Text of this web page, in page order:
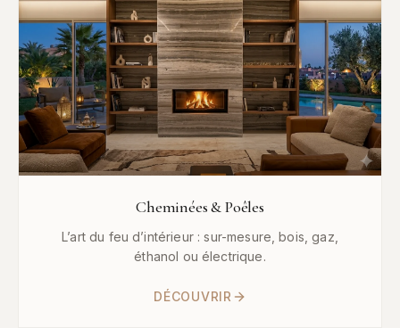
Cheminées & Poêles
L’art du feu d’intérieur : sur-mesure, bois, gaz,
éthanol ou électrique.
DÉCOUVRIR